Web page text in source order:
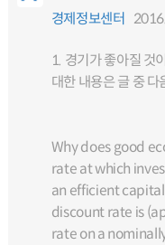
경제정보센터
1. 경기가 좋아질 것
대한 내용은 글 중
Why does good
rate at which
an efficient
discount rate is
rate on a